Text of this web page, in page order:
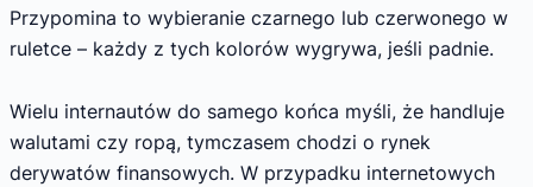
Przypomina to wybieranie czarnego lub czerwonego w
ruletce – każdy z tych kolorów wygrywa, jeśli padnie.
Wielu internautów do samego końca myśli, że handluje
walutami czy ropą, tymczasem chodzi o rynek
derywatów finansowych. W przypadku internetowych